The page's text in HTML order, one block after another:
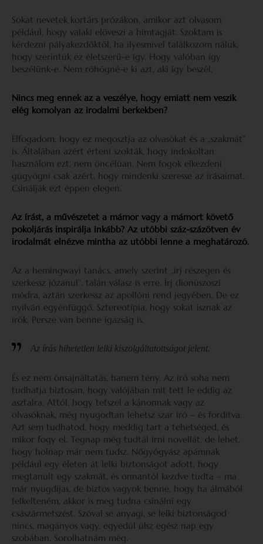
Sokat nevetek kortárs prózákon, amikor azt olvasom
például, hogy valaki előveszi a hímtagját. Szoktam is
kérdezni pályakezdőktől, ha ilyesmivel találkozom náluk,
hogy szerintük ez életszerű-e így. Hogy valóban így
beszélünk-e. Nem röhögné-e ki azt, aki így beszél.
Nincs meg ennek az a veszélye, hogy emiatt nem veszik
elég komolyan az irodalmi berkekben?
Elfogadom, hogy ez megosztja az olvasókat és a „szakmát”
is. Általában azért érteni szokták, hogy indokoltan
használom ezt, nem öncélúan. Nem fogok elkezdeni
gügyögni csak azért, hogy mindenki szeresse az írásaimat.
Csinálják ezt éppen elegen.
Az írást, a művészetet a mámor vagy a mámort követő
pokoljárás inspirálja inkább? Az utóbbi száz-százötven év
irodalmát elnézve mintha az utóbbi lenne a meghatározó.
Az a hemingwayi tanács, amely szerint „írj részegen és
szerkessz józanul”, talán válasz is erre. Írj dionüszoszi
módra, aztán szerkessz az apollóni rend jegyében. De ez
nyilván egyénfüggő. Sztereotípia, hogy sokat isznak az
írók. Persze van benne igazság is.
Az írás hihetetlen lelki kiszolgáltatottságot jelent.
És ez nem önsajnáltatás, hanem tény. Az író soha nem
tudhatja biztosan, hogy valójában mit tett le eddig az
asztalra. Attól, hogy tetszel a kánonnak vagy az
olvasóknak, még nyugodtan lehetsz szar író – és fordítva.
Azt sem tudhatod, hogy meddig tart a tehetséged, és
mikor fogy el. Tegnap még tudtál írni novellát, de lehet,
hogy holnap már nem tudsz. Nőgyógyász apámnak
például egy életen át lelki biztonságot adott, hogy
megtanult egy szakmát, és onnantól kezdve tudta – ma
már nyugdíjas, de biztos vagyok benne, hogy ha álmából
felkelteném, akkor is meg tudna csinálni egy
császármetszést. Szóval se anyagi, se lelki biztonságod
nincs, magányos vagy, egyedül ülsz egész nap egy
szobában. Sorolhatnám még.